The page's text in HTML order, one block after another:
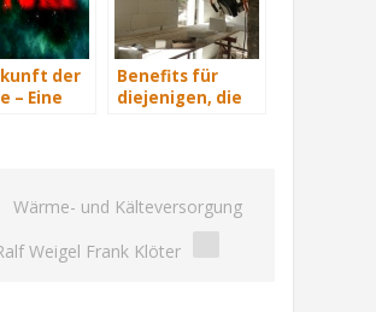
der
– Eine
Benefits für
diejenigen, die
Wärme- und Kälteversorgung
Weigel Frank Klöter